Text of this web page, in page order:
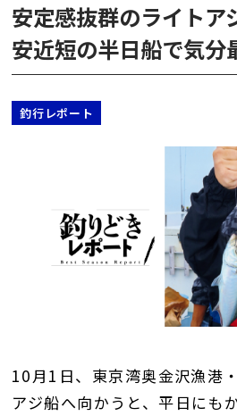
安定感抜群のライトア
安近短の半日船で気分
釣行レポート
10月1日、東京湾奥金沢漁港
アジ船へ向かうと、平日にも